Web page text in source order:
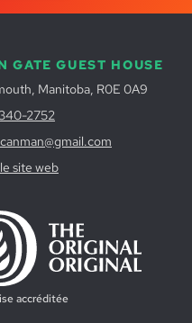
GATE GUEST HOUSE
Manitoba, R0E 0A9
2752
site web
accréditée